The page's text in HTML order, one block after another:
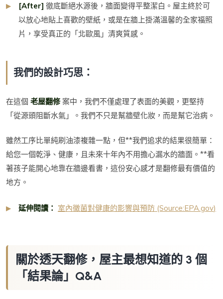
[After] 徹底斷絕水源後，牆面變得平整潔白。屋主終於可
以放心地貼上喜歡的壁紙，或是在牆上掛滿溫馨的全家福照
片，享受真正的「北歐風」清爽質感。
我們的設計巧思：
在這個 老屋翻修案中，我們不僅處理了表面的美觀，更堅持
「從源頭阻斷水氣」。我們不只是幫牆壁化妝，而是幫它治病。
雖然工序比單純刷油漆複雜一點，但**我們追求的結果很簡單：
給您一個乾淨、健康，且未來十年內不用擔心漏水的牆面。**看
著孩子能開心地靠在牆邊看書，這份安心感才是翻修最有價值的
地方。
延伸閱讀： 室內黴菌對健康的影響與預防 (Source:EPA.gov)
關於透天翻修，屋主最想知道的 3 個
「結果論」Q&A